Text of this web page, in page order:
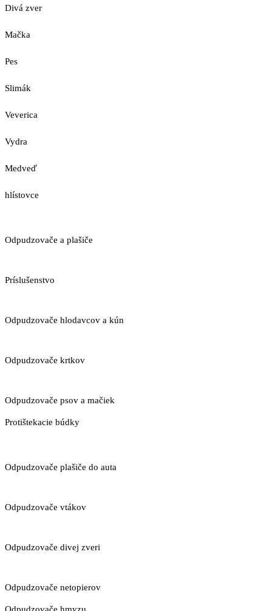
Divá zver
Mačka
Pes
Slimák
Veverica
Vydra
Medveď
hlístovce
Odpudzovače a plašiče
Príslušenstvo
Odpudzovače hlodavcov a kún
Odpudzovače krtkov
Odpudzovače psov a mačiek
Protištekacie búdky
Odpudzovače plašiče do auta
Odpudzovače vtákov
Odpudzovače divej zveri
Odpudzovače netopierov
Odpudzovače hmyzu